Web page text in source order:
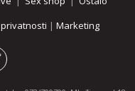
| Marketing